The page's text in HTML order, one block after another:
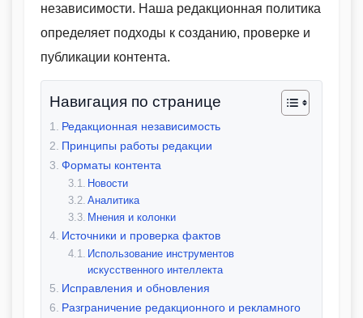
независимости. Наша редакционная политика
определяет подходы к созданию, проверке и
публикации контента.
Навигация по странице
Редакционная независимость
Принципы работы редакции
Форматы контента
Новости
Аналитика
Мнения и колонки
Источники и проверка фактов
Использование инструментов
искусственного интеллекта
Исправления и обновления
Разграничение редакционного и рекламного